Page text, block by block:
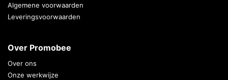
Algemene voorwaarden
Leveringsvoorwaarden
Over Promobee
Over ons
Onze werkwijze